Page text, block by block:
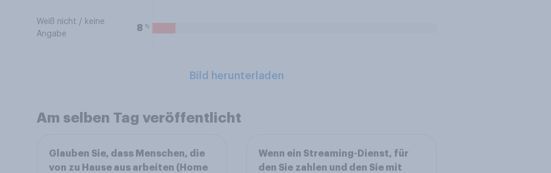
Weiß nicht / keine
Angabe
8 %
Bild herunterladen
Am selben Tag veröffentlicht
Glauben Sie, dass Menschen, die
von zu Hause aus arbeiten (Home
Wenn ein Streaming-Dienst, für
den Sie zahlen und den Sie mit